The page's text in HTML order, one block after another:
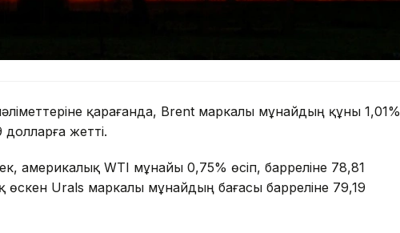
қарағанда, Brent маркалы мұнайдың құны 1,01%
жетті.
америкалық WTI мұнайы 0,75% өсіп, барреліне 78,81
өскен Urals маркалы мұнайдың бағасы барреліне 79,19